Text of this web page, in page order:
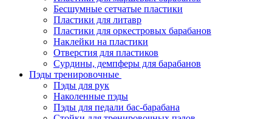
Бесшумные сетчатые пластики
Пластики для литавр
Пластики для оркестровых барабанов
Наклейки на пластики
Отверстия для пластиков
Сурдины, демпферы для барабанов
Пэды тренировочные
Пэды для рук
Наколенные пэды
Пэды для педали бас-барабана